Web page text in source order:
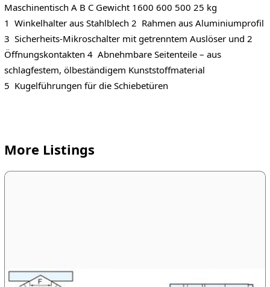
Maschinentisch A B C Gewicht 1600 600 500 25 kg
1 Winkelhalter aus Stahlblech 2 Rahmen aus Aluminiumprofil
3 Sicherheits-Mikroschalter mit getrenntem Auslöser und 2
Öffnungskontakten 4 Abnehmbare Seitenteile – aus
schlagfestem, ölbeständigem Kunststoffmaterial
5 Kugelführungen für die Schiebetüren
More Listings